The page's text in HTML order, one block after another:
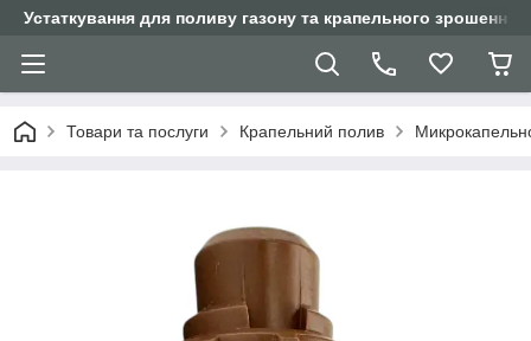
Устаткування для поливу газону та крапельного зрошення
Товари та послуги Крапельний полив